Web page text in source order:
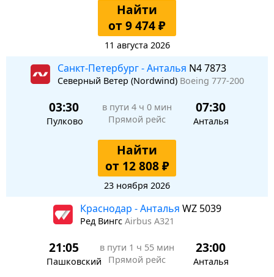
Найти
от 9 474 ₽
11 августа 2026
Санкт-Петербург - Анталья N4 7873
Северный Ветер (Nordwind) Boeing 777-200
03:30
Пулково
в пути 4 ч 0 мин
Прямой рейс
07:30
Анталья
Найти
от 12 808 ₽
23 ноября 2026
Краснодар - Анталья WZ 5039
Ред Вингс Airbus A321
21:05
Пашковский
в пути 1 ч 55 мин
Прямой рейс
23:00
Анталья